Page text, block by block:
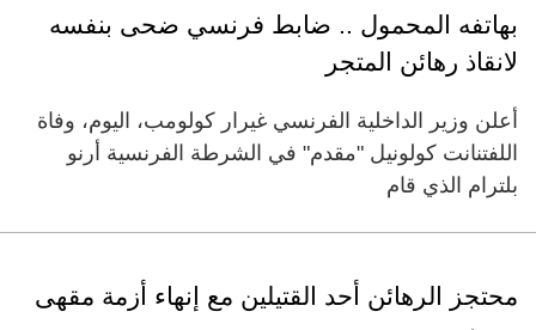
بهاتفه المحمول .. ضابط فرنسي ضحى بنفسه
لانقاذ رهائن المتجر
أعلن وزير الداخلية الفرنسي غيرار كولومب، اليوم، وفاة
اللفتنانت كولونيل "مقدم" في الشرطة الفرنسية أرنو
بلترام الذي قام
محتجز الرهائن أحد القتيلين مع إنهاء أزمة مقهى